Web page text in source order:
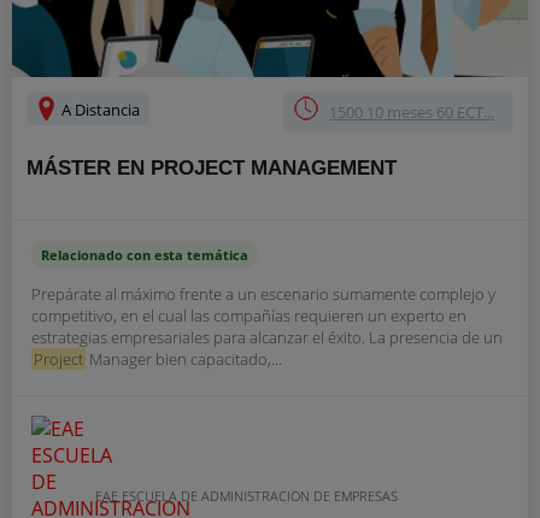
A Distancia 1500 10 meses 60 ECT...
MÁSTER EN PROJECT MANAGEMENT
Relacionado con esta temática
Prepárate al máximo frente a un escenario sumamente complejo y
competitivo, en el cual las compañías requieren un experto en
estrategias empresariales para alcanzar el éxito. La presencia de un
Project Manager bien capacitado,...
EAE ESCUELA DE ADMINISTRACION DE EMPRESAS